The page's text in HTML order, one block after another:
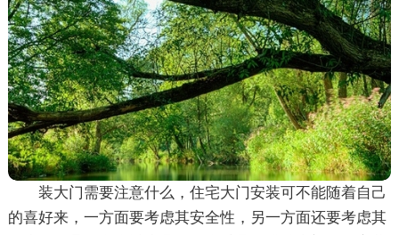
装大门需要注意什么，住宅大门安装可不能随着自己
的喜好来，一方面要考虑其安全性，另一方面还要考虑其